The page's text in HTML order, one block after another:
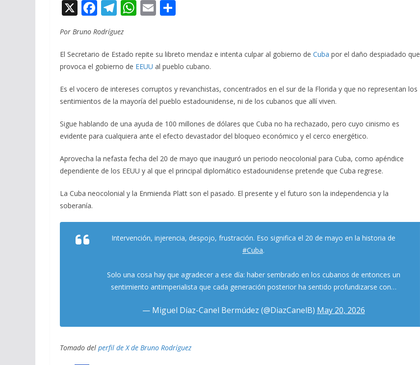
X F
ac
e
b
o
o
k
T
e
gr
a
m
W
s
A
p
p
E
l p
ar
ti
r
Por Bruno Rodríguez
El Secretario de Estado repite su libreto mendaz e intenta culpar al gobierno de Cuba por el daño despiadado que
provoca el gobierno de EEUU al pueblo cubano.
Es el vocero de intereses corruptos y revanchistas, concentrados en el sur de la Florida y que no representan los
sentimientos de la mayoría del pueblo estadounidense, ni de los cubanos que allí viven.
Sigue hablando de una ayuda de 100 millones de dólares que Cuba no ha rechazado, pero cuyo cinismo es
evidente para cualquiera ante el efecto devastador del bloqueo económico y el cerco energético.
Aprovecha la nefasta fecha del 20 de mayo que inauguró un periodo neocolonial para Cuba, como apéndice
dependiente de los EEUU y al que el principal diplomático estadounidense pretende que Cuba regrese.
La Cuba neocolonial y la Enmienda Platt son el pasado. El presente y el futuro son la independencia y la
soberanía.
Intervención, injerencia, despojo, frustración. Eso significa el 20 de mayo en la historia de
#Cuba.
Solo una cosa hay que agradecer a ese día: haber sembrado en los cubanos de entonces un
sentimiento antimperialista que cada generación posterior ha sentido profundizarse con…
— Miguel Díaz-Canel Bermúdez (@DiazCanelB) May 20, 2026
Tomado del perfil de X de Bruno Rodríguez